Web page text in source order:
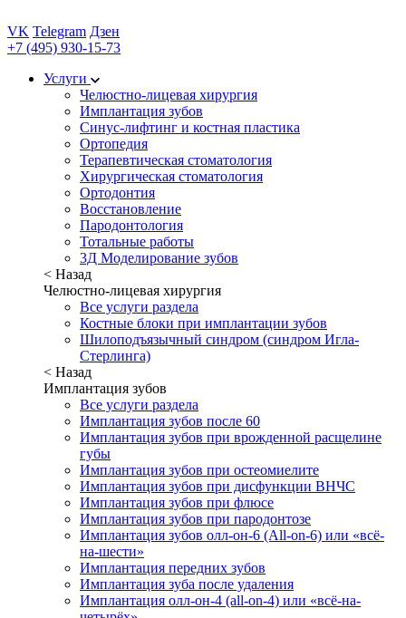
VK Telegram Дзен
+7 (495) 930-15-73
Услуги
Челюстно-лицевая хирургия
Имплантация зубов
Синус-лифтинг и костная пластика
Ортопедия
Терапевтическая стоматология
Хирургическая стоматология
Ортодонтия
Восстановление
Пародонтология
Тотальные работы
3Д Моделирование зубов
< Назад
Челюстно-лицевая хирургия
Все услуги раздела
Костные блоки при имплантации зубов
Шилоподъязычный синдром (синдром Игла-
Стерлинга)
< Назад
Имплантация зубов
Все услуги раздела
Имплантация зубов после 60
Имплантация зубов при врожденной расщелине
губы
Имплантация зубов при остеомиелите
Имплантация зубов при дисфункции ВНЧС
Имплантация зубов при флюсе
Имплантация зубов при пародонтозе
Имплантация зубов олл-он-6 (All-on-6) или «всё-
на-шести»
Имплантация передних зубов
Имплантация зуба после удаления
Имплантация олл-он-4 (all-on-4) или «всё-на-